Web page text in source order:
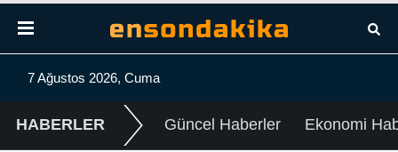
7 Ağustos 2026, Cuma
HABERLER Güncel Haberler Ekonomi